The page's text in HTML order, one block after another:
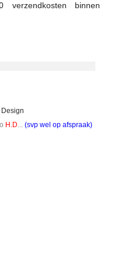
binnen
o H.D... (svp wel op afspraak)